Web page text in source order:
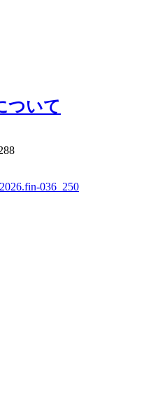
ついて
036_250